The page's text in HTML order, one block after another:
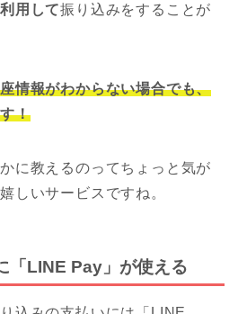
用して振り込みをすることが
情報がわからない場合でも、
！
に教えるのってちょっと気が
しいサービスですね。
「LINE Pay」が使える